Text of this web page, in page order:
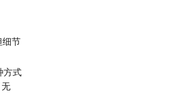
细节
方式